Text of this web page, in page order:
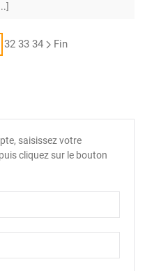
32 33 34 Fin
saisissez votre
cliquez sur le bouton